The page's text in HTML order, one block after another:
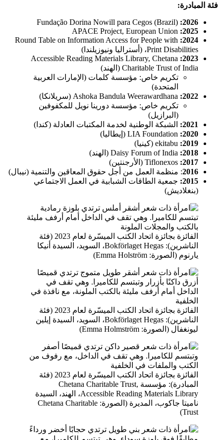
فئة المبادرة:
2026:
2025:
2024:
Round Table on Information Access for People with
Print Disabilities، (أستراليا ونيوزيلندا)
2023:
Accessible Reading Materials Library, Chetana
Charitable Trust of India (الهند)
تكريم خاص: مؤسسة كلمات (الإمارات العربية
المتحدة)
2022:
تكريم خاص: مؤسسة دورينا نويل للمكفوفين
(البرازيل)
2021:
الشبكة الوطنية لخدمة المكتبات العادلة (كندا)
2020:
2019:
2018:
2017:
2016: منظمة العمل من أجل حقوق المعاقين والتنمية (نيبال)
2015: جمعية الطاقات الشبابية في العمل الاجتماعي
(بنغلاديش)
الفائزة بجائزة اتحاد الكتب الميسّرة لعام 2023 (فئة
الناشرين): Bokförlaget Hegas، السويد، السيدة أنيكا
يارنوم (الصورة: Emma Holström)
الفائزة بجائزة اتحاد الكتب الميسّرة لعام 2023 (فئة
الناشرين): Bokförlaget Hegas، السويد، السيدة إيلين
ليونغفال (الصورة: Emma Holmström)
الفائزة بجائزة اتحاد الكتب الميسّرة لعام 2023 (فئة
المبادرة): مؤسسة Chetana Charitable Trust,
Accessible Reading Materials Library، الهند، السيدة
ناميتا جاكوب، المديرة (الصورة: Chetana Charitable
Trust)